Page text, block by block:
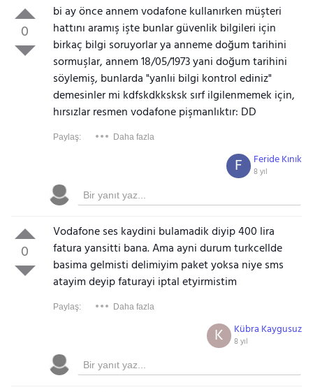
0
bi ay önce annem vodafone kullanırken müşteri
hattını aramış işte bunlar güvenlik bilgileri için
birkaç bilgi soruyorlar ya anneme doğum tarihini
sormuşlar, annem 18/05/1973 yani doğum tarihini
söylemiş, bunlarda "yanlıi bilgi kontrol ediniz"
demesinler mi kdfskdkksksk sırf ilgilenmemek için,
hırsızlar resmen vodafone pişmanlıktır: DD
Paylaş: Daha fazla
Feride Kınık
8 yıl
F
0
Vodafone ses kaydini bulamadik diyip 400 lira
fatura yansitti bana. Ama ayni durum turkcellde
basima gelmisti delimiyim paket yoksa niye sms
atayim deyip faturayi iptal etyirmistim
Paylaş: Daha fazla
Kübra Kaygusuz
8 yıl
K